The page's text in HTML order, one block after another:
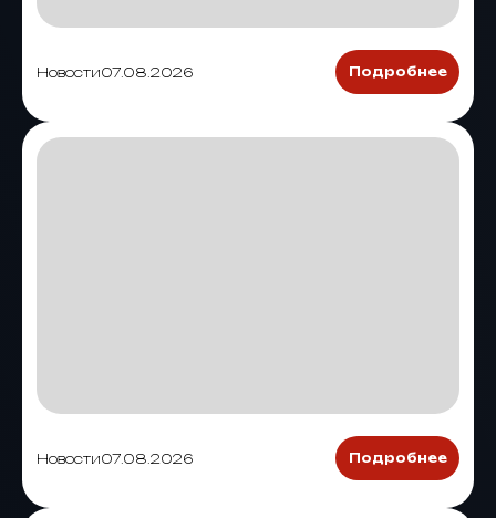
Новости07.08.2026 Подробнее
Новости07.08.2026 Подробнее